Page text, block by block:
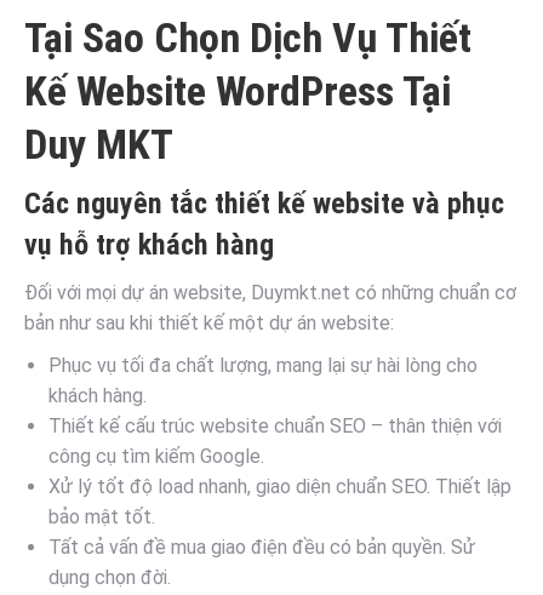
Tại Sao Chọn Dịch Vụ Thiết
Kế Website WordPress Tại
Duy MKT
Các nguyên tắc thiết kế website và phục
vụ hỗ trợ khách hàng
Đối với mọi dự án website, Duymkt.net có những chuẩn cơ
bản như sau khi thiết kế một dự án website:
Phục vụ tối đa chất lượng, mang lại sự hài lòng cho
khách hàng.
Thiết kế cấu trúc website chuẩn SEO – thân thiện với
công cụ tìm kiếm Google.
Xử lý tốt độ load nhanh, giao diện chuẩn SEO. Thiết lập
bảo mật tốt.
Tất cả vấn đề mua giao điện đều có bản quyền. Sử
dụng chọn đời.